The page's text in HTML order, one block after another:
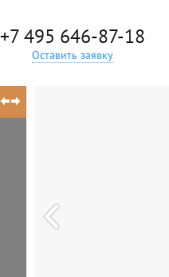
+7 495 646-87-18
Оставить заявку